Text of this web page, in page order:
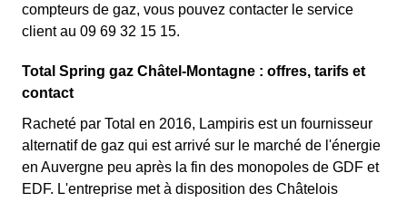
compteurs de gaz, vous pouvez contacter le service
client au 09 69 32 15 15.
Total Spring gaz Châtel-Montagne : offres, tarifs et
contact
Racheté par Total en 2016, Lampiris est un fournisseur
alternatif de gaz qui est arrivé sur le marché de l'énergie
en Auvergne peu après la fin des monopoles de GDF et
EDF. L'entreprise met à disposition des Châtelois